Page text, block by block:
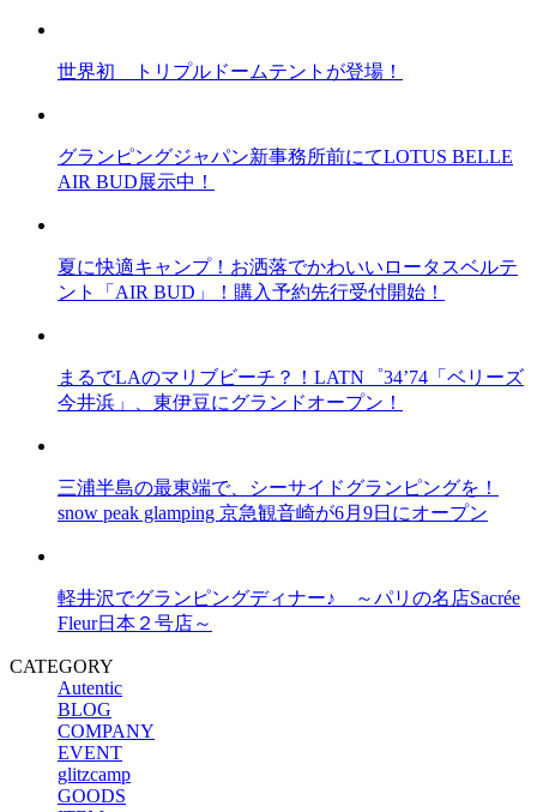
世界初 トリプルドームテントが登場！
グランピングジャパン新事務所前にてLOTUS BELLE
AIR BUD展示中！
夏に快適キャンプ！お洒落でかわいいロータスベルテ
ント「AIR BUD」！購入予約先行受付開始！
まるでLAのマリブビーチ？！LATN゜34’74「ベリーズ
今井浜」、東伊豆にグランドオープン！
三浦半島の最東端で、シーサイドグランピングを！
snow peak glamping 京急観音崎が6月9日にオープン
軽井沢でグランピングディナー♪ ～パリの名店Sacrée
Fleur日本２号店～
CATEGORY
Autentic
BLOG
COMPANY
EVENT
glitzcamp
GOODS